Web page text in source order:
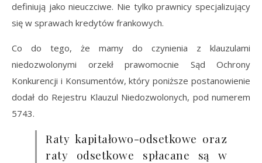
definiują jako nieuczciwe. Nie tylko prawnicy specjalizujący
się w sprawach kredytów frankowych.
Co do tego, że mamy do czynienia z klauzulami
niedozwolonymi orzekł prawomocnie Sąd Ochrony
Konkurencji i Konsumentów, który poniższe postanowienie
dodał do Rejestru Klauzul Niedozwolonych, pod numerem
5743.
Raty kapitałowo-odsetkowe oraz
raty odsetkowe spłacane są w